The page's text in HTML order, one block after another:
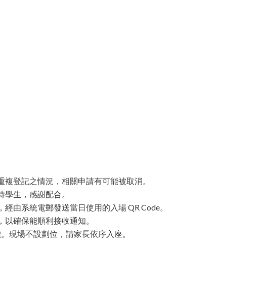
登記之情況，相關申請有可能被取消。
生，感謝配合。
由系統電郵發送當日使用的入場 QR Code。
確保能順利接收通知。
現場不設劃位，請家長依序入座。